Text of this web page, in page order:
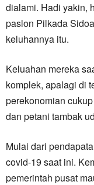
dialami. Hadi yakin,
paslon Pilkada
keluhannya itu.
Keluahan mereka
komplek, apalagi di
perekonomian
dan petani tambak
Mulai dari
covid-19 saat ini.
pemerintah pusat